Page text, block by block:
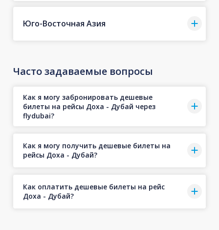
Юго-Восточная Азия
Часто задаваемые вопросы
Как я могу забронировать дешевые
билеты на рейсы Доха - Дубай через
flydubai?
Как я могу получить дешевые билеты на
рейсы Доха - Дубай?
Как оплатить дешевые билеты на рейс
Доха - Дубай?